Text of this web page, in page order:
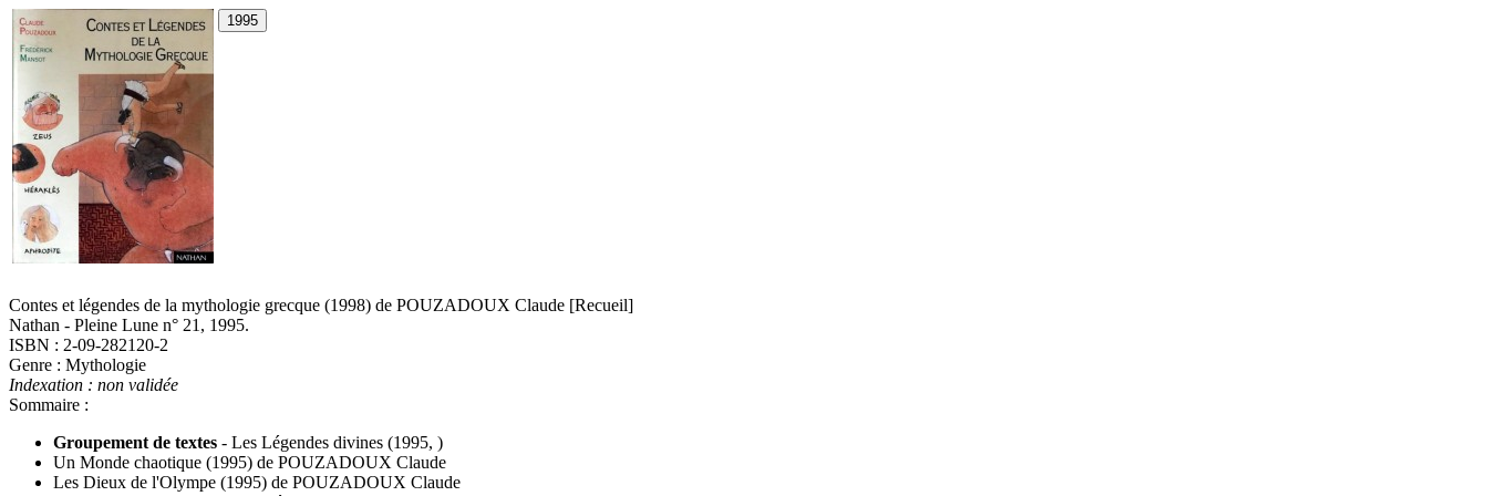
Contes et légendes de la mythologie grecque (1998) de POUZADOUX Claude [Recueil]
Nathan - Pleine Lune n° 21, 1995.
ISBN : 2-09-282120-2
Genre : Mythologie
Indexation : non validée
Sommaire :
Groupement de textes - Les Légendes divines (1995, )
Un Monde chaotique (1995) de POUZADOUX Claude
Les Dieux de l'Olympe (1995) de POUZADOUX Claude